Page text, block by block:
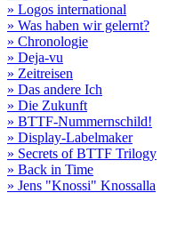
» Logos international
» Was haben wir gelernt?
» Chronologie
» Deja-vu
» Zeitreisen
» Das andere Ich
» Die Zukunft
» BTTF-Nummernschild!
» Display-Labelmaker
» Secrets of BTTF Trilogy
» Back in Time
» Jens "Knossi" Knossalla